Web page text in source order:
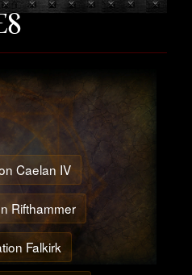
Caelan IV
Rifthammer
Falkirk